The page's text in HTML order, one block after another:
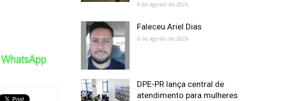
6 de agosto de 2026
Faleceu Ariel Dias
6 de agosto de 2026
DPE-PR lança central de
atendimento para mulheres